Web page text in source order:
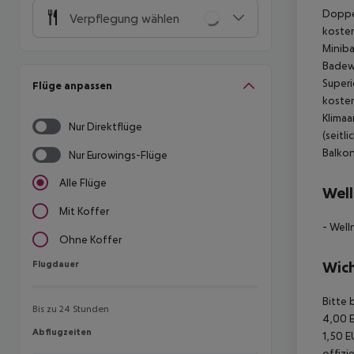
Verpflegung wählen
Flüge anpassen
Nur Direktflüge
Nur Eurowings-Flüge
Alle Flüge
Mit Koffer
Ohne Koffer
Flugdauer
Flugdauer
Bis zu 24 Stunden
Abflugzeiten
Abflugzeiten
Balkon
-
Bitte
4,00
1,50